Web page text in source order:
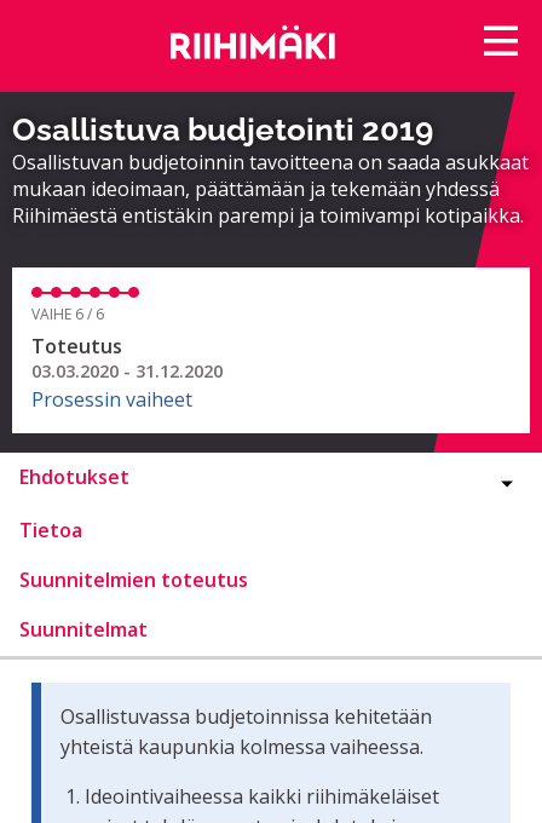
Osallistuva budjetointi 2019
Osallistuvan budjetoinnin tavoitteena on saada asukkaat
mukaan ideoimaan, päättämään ja tekemään yhdessä
Riihimäestä entistäkin parempi ja toimivampi kotipaikka.
VAIHE 6 / 6
Toteutus
03.03.2020 - 31.12.2020
Prosessin vaiheet
Ehdotukset
Tietoa
Suunnitelmien toteutus
Suunnitelmat
Osallistuvassa budjetoinnissa kehitetään
yhteistä kaupunkia kolmessa vaiheessa.
Ideointivaiheessa kaikki riihimäkeläiset